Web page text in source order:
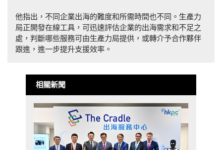
他指出，不同企業出海的難度和所需時間也不同。生產力
局正開發在線工具，可迅速評估企業的出海需求和不足之
處，判斷哪些服務可由生產力局提供，或轉介予合作夥伴
跟進，進一步提升支援效率。
相關新聞